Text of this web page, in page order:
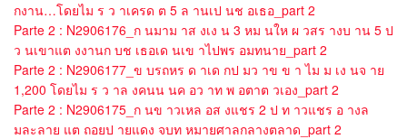
กงาน…โดยไม ร ว าเครด ต 5 ล านเป นช อเธอ_part 2
Parte 2 : N2906176_ก นมาม าส งเง น 3 หม นให ผ วสร างบ าน 5 ป
ว นเขาแต งงานก บช เธอเด นเข าไปพร อมทนาย_part 2
Parte 2 : N2906177_ข บรถหร ด าเด กป มว าข ข า ไม ม เง นจ าย
1,200 โดยไม ร ว าล งคนน นค อว าท พ อตาต วเอง_part 2
Parte 2 : N2906175_ก นข าวเหล อส งแชร 2 ป ท าวแชร อ างล
มละลาย แต ถอยป ายแดง จบท หมายศาลกลางตลาด_part 2